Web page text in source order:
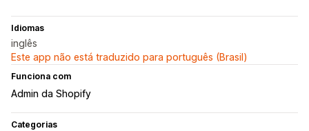
Idiomas
inglês
Este app não está traduzido para português (Brasil)
Funciona com
Admin da Shopify
Categorias